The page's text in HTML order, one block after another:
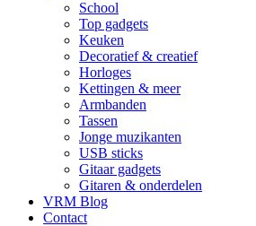
School
Top gadgets
Keuken
Decoratief & creatief
Horloges
Kettingen & meer
Armbanden
Tassen
Jonge muzikanten
USB sticks
Gitaar gadgets
Gitaren & onderdelen
VRM Blog
Contact